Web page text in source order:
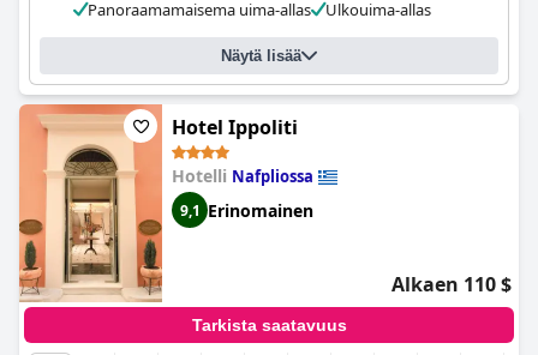
illallinen saivat vaihtelevia arvosteluja, mutta uima-altaan äärellä
sijaitseva ravintola tarjoilee aitoa ja herkullista kreikkalaista
ruokaa päivittäisine erikoisuuksineen, joita suositellaan
lämpimästi. Hotelli sijaitsee hyvällä paikalla, josta on helppo
pääsy Nauplioon, Epidauroseen ja Myceneen. Kaiken kaikkiaan,
jos etsit kätevää sijaintia upealla näköalalla, King Minos -hotelli
voi olla loistava vaihtoehto.
Panoraamamaisema uima-allas
Ulkouima-allas
Näytä lisää
Hotel Ippoliti
Hotelli Nafpliossa
9,1 Erinomainen
Alkaen 110 $
Tarkista saatavuus